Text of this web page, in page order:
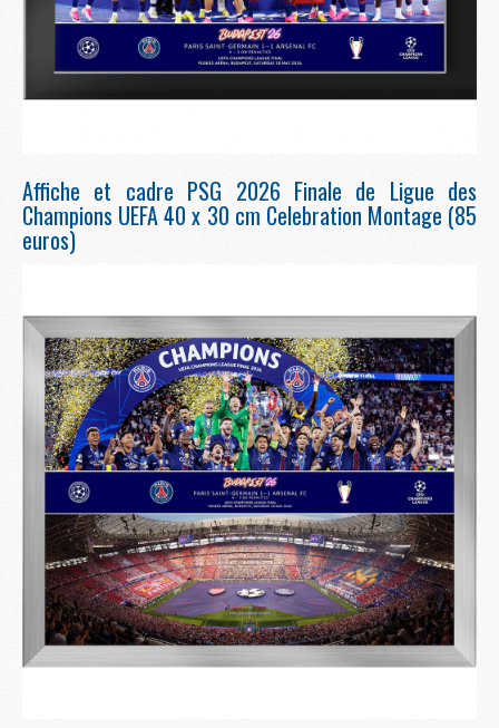
Affiche et cadre PSG 2026 Finale de Ligue des
Champions UEFA 40 x 30 cm Celebration Montage (85
euros)